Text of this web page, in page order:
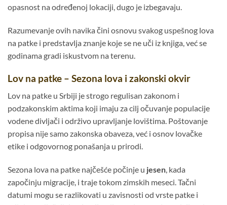
opasnost na određenoj lokaciji, dugo je izbegavaju.
Razumevanje ovih navika čini osnovu svakog uspešnog lova
na patke i predstavlja znanje koje se ne uči iz knjiga, već se
godinama gradi iskustvom na terenu.
Lov na patke – Sezona lova i zakonski okvir
Lov na patke u Srbiji je strogo regulisan zakonom i
podzakonskim aktima koji imaju za cilj očuvanje populacije
vodene divljači i održivo upravljanje lovištima. Poštovanje
propisa nije samo zakonska obaveza, već i osnov lovačke
etike i odgovornog ponašanja u prirodi.
Sezona lova na patke najčešće počinje u jesen, kada
započinju migracije, i traje tokom zimskih meseci. Tačni
datumi mogu se razlikovati u zavisnosti od vrste patke i